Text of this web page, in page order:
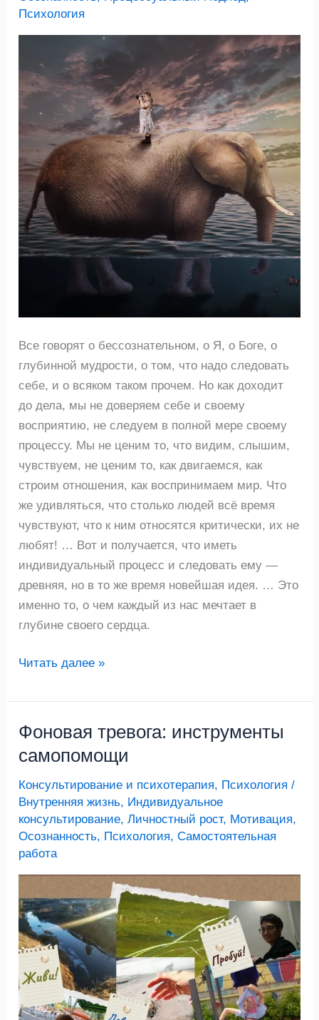
Психология
Все говорят о бессознательном, о Я, о Боге, о
глубинной мудрости, о том, что надо следовать
себе, и о всяком таком прочем. Но как доходит
до дела, мы не доверяем себе и своему
восприятию, не следуем в полной мере своему
процессу. Мы не ценим то, что видим, слышим,
чувствуем, не ценим то, как двигаемся, как
строим отношения, как воспринимаем мир. Что
же удивляться, что столько людей всё время
чувствуют, что к ним относятся критически, их не
любят! … Вот и получается, что иметь
индивидуальный процесс и следовать ему —
древняя, но в то же время новейшая идея. … Это
именно то, о чем каждый из нас мечтает в
глубине своего сердца.
Читать далее »
Фоновая тревога: инструменты
самопомощи
Консультирование и психотерапия, Психология /
Внутренняя жизнь, Индивидуальное
консультирование,Личностный рост, Мотивация,
Осознанность, Психология,Самостоятельная
работа
Фоновая
тревога:
самопомощи